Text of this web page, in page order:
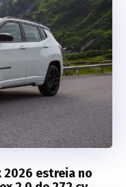
2026 estreia no